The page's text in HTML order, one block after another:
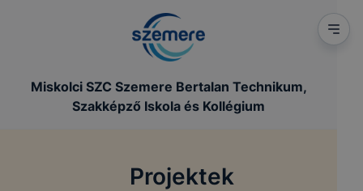
Miskolci SZC Szemere Bertalan Technikum,
Szakképző Iskola és Kollégium
Projektek